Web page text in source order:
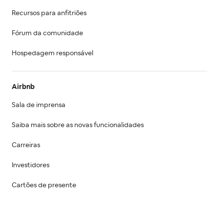
Recursos para anfitriões
Fórum da comunidade
Hospedagem responsável
Airbnb
Sala de imprensa
Saiba mais sobre as novas funcionalidades
Carreiras
Investidores
Cartões de presente